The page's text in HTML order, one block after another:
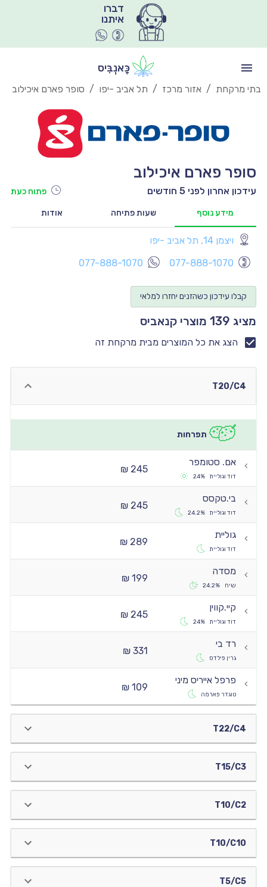
איתנו
כָּאנְבִּיס
בתי מרקחת / אזור מרכז / תל אביב -יפו / סופר פארם איכילוב
סופר פארם איכילוב
עידכון אחרון לפני 5 חודשים פתוח כעת
מידע נוסף שעות פתיחה אודות
ויצמן 14, תל אביב -יפו
077-888-1070
077-888-1070
קבלו עידכון כשהזנים יחזרו למלאי
מציג 139 מוצרי קנאביס
הצג את כל המוצרים מבית מרקחת זה
T20/C4
תפרחות
אם. סטומפר
דוד וגוליית 24%
245 ₪
בי.טקסס
דוד וגוליית 24.2%
245 ₪
גוליית
דוד וגוליית
289 ₪
מסדה
שיח 24.2%
199 ₪
קיי.קווין
דוד וגוליית 24%
245 ₪
רד בי
גרין פילדס
331 ₪
פרפל אייריס מיני
טוגדר פארמה
109 ₪
T22/C4
T15/C3
T10/C2
T10/C10
T5/C5